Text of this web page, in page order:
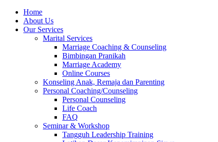
Skip
content
Home
About Us
Our Services
Marital Services
Marriage Coaching & Counseling
Bimbingan Pranikah
Marriage Academy
Online Courses
Konseling Anak, Remaja dan Parenting
Personal Coaching/Counseling
Personal Counseling
Life Coach
FAQ
Seminar & Workshop
Tangguh Leadership Training